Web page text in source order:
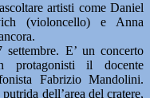
artisti come Daniel
(violoncello) e Anna
E’ un concerto
protagonisti il docente
Fabrizio Mandolini.
dell’area del cratere,